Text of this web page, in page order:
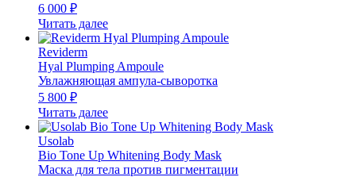
6 000 ₽
Читать далее
Reviderm
Hyal Plumping Ampoule
Увлажняющая ампула-сыворотка
5 800 ₽
Читать далее
Usolab
Bio Tone Up Whitening Body Mask
Маска для тела против пигментации